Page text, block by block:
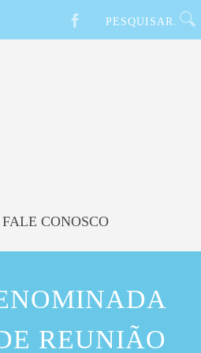
FALE CONOSCO
REUNIÃO